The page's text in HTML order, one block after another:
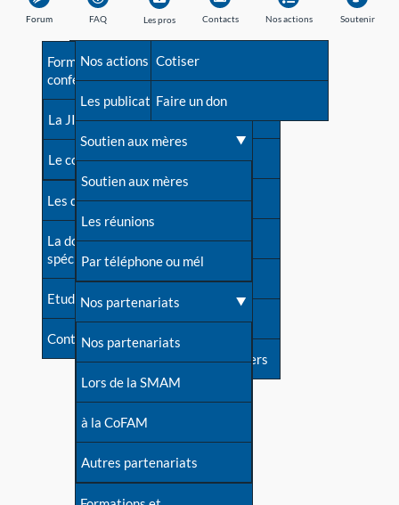
Forum FAQ
Avant la naissance
Les débuts
Une difficulté d'allaitement ?
Cas particuliers
Mythes et vérités
Devenir animatrice ?
Une question sur le site
Les pros
Formations et
conférences
La JIA
Le congrès
Les dossiers de l'allaitement
La documentation
spécialisée
Etudes récentes
Contact
Contacts
Besoin d'aide?
Répertoire de tous les
contacts
Contact presse
Dossier de presse
Soutenir LLL
Livre d'or
Forum
S'inscrire à nos newsletters
Nos actions
Nos actions
Les publications
Soutien aux mères
Soutien aux mères
Les réunions
Par téléphone ou mél
Nos partenariats
Nos partenariats
Lors de la SMAM
à la CoFAM
Autres partenariats
Soutenir
Cotiser
Faire un don